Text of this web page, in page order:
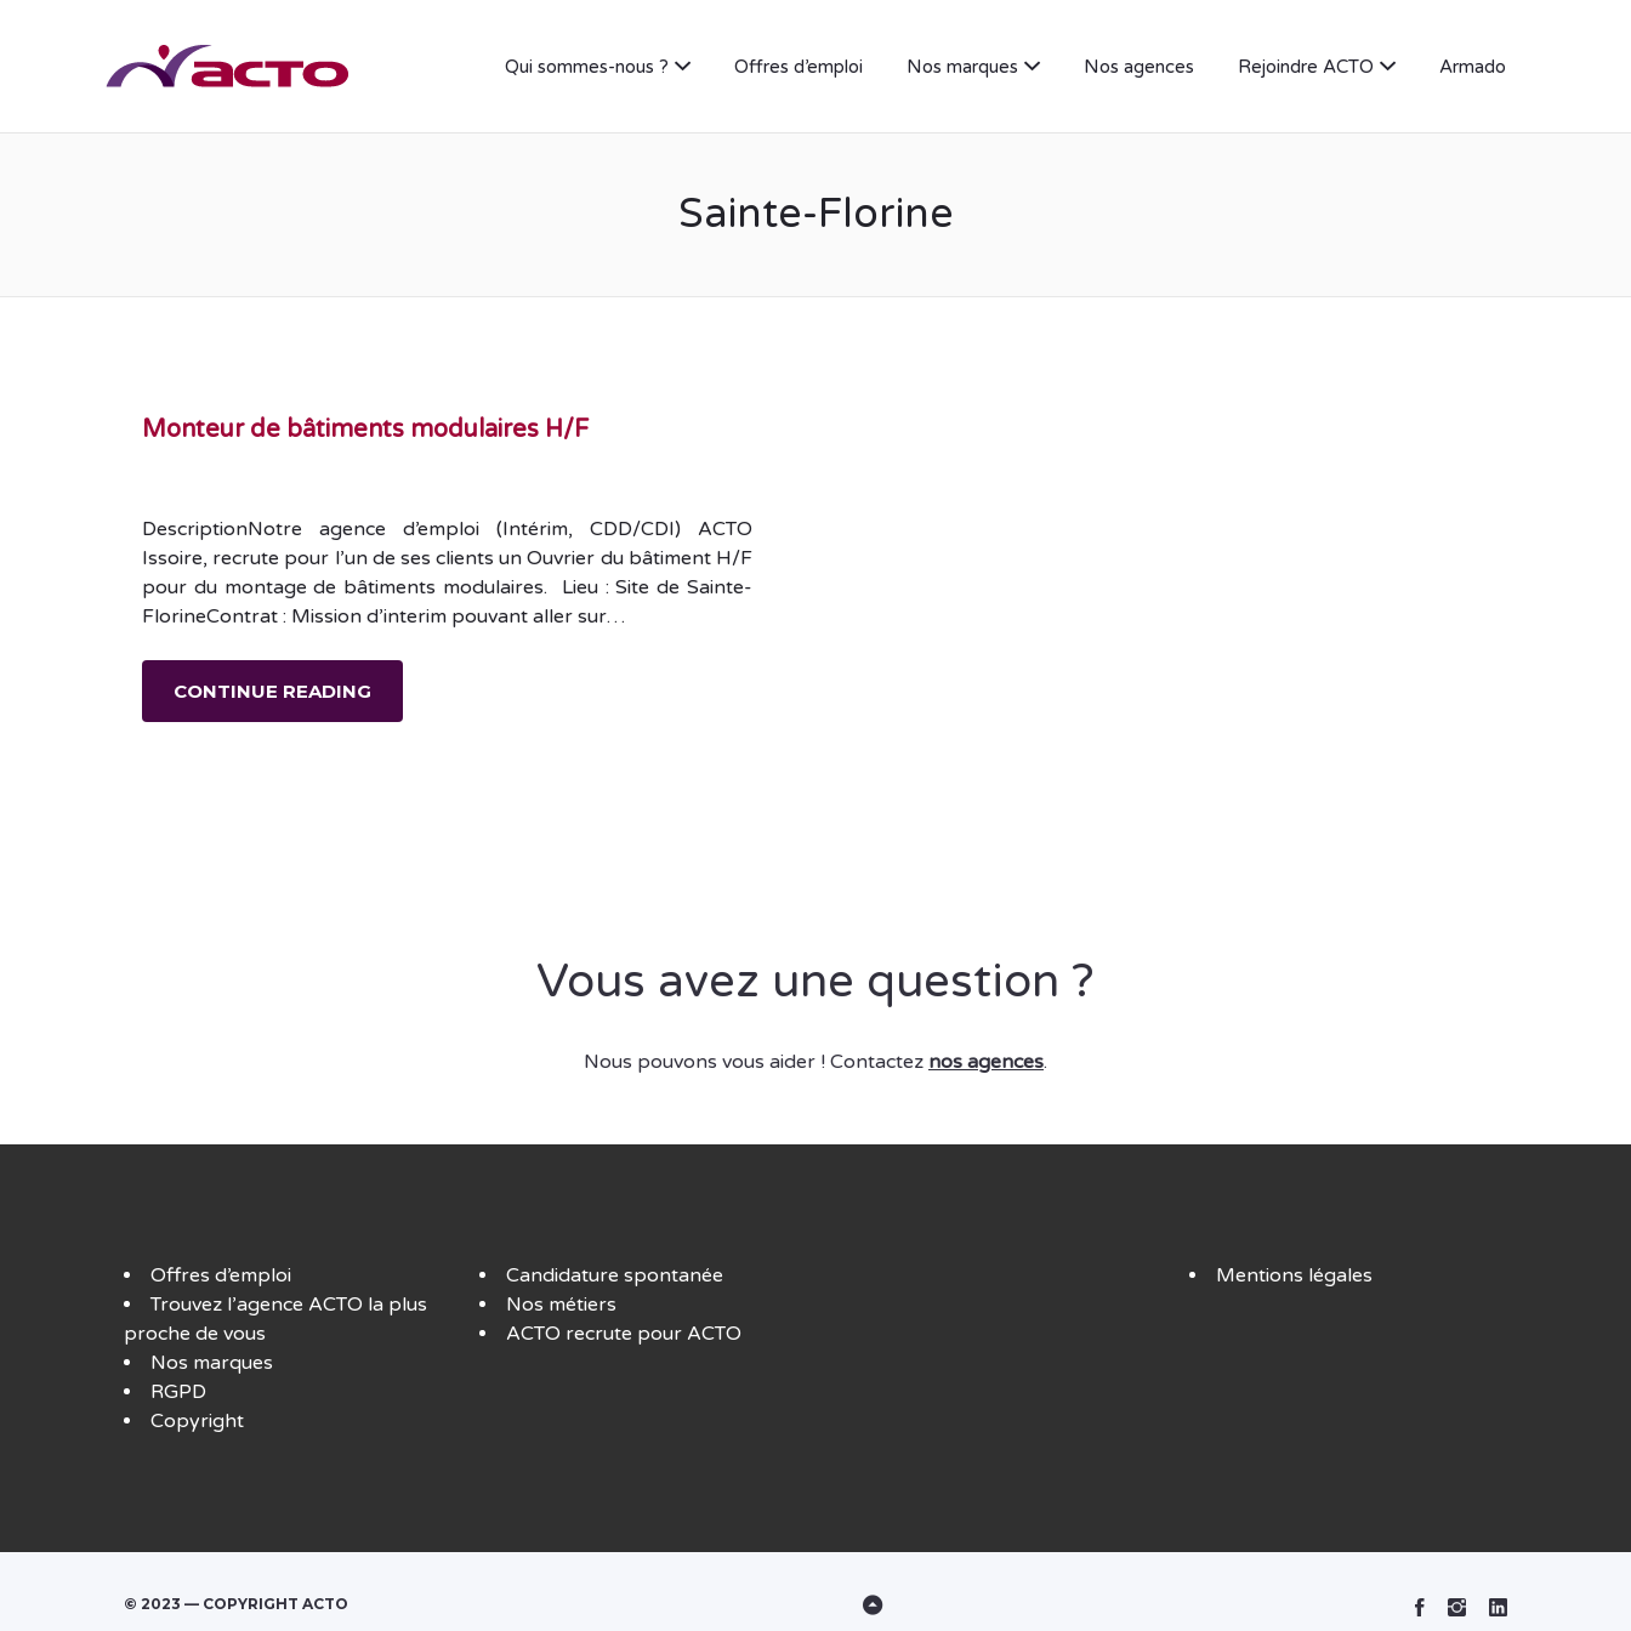
Qui sommes-nous ? Offres d’emploi Nos marques Nos agences Rejoindre ACTO Armado
Sainte-Florine
Monteur de bâtiments modulaires H/F
DescriptionNotre agence d’emploi (Intérim, CDD/CDI) ACTO
Issoire, recrute pour l’un de ses clients un Ouvrier du bâtiment H/F
pour du montage de bâtiments modulaires. Lieu : Site de Sainte-
FlorineContrat : Mission d’interim pouvant aller sur…
CONTINUE READING
Vous avez une question ?
Nous pouvons vous aider ! Contactez nos agences.
Offres d’emploi
Trouvez l’agence ACTO la plus
proche de vous
Nos marques
RGPD
Copyright
Candidature spontanée
Nos métiers
ACTO recrute pour ACTO
Mentions légales
© 2023 — COPYRIGHT ACTO Facebook
Instagram
Linked
Back